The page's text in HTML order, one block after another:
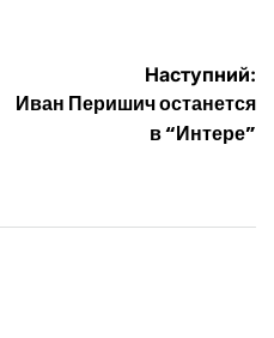
Наступний:
Иван Перишич останется
в “Интере”